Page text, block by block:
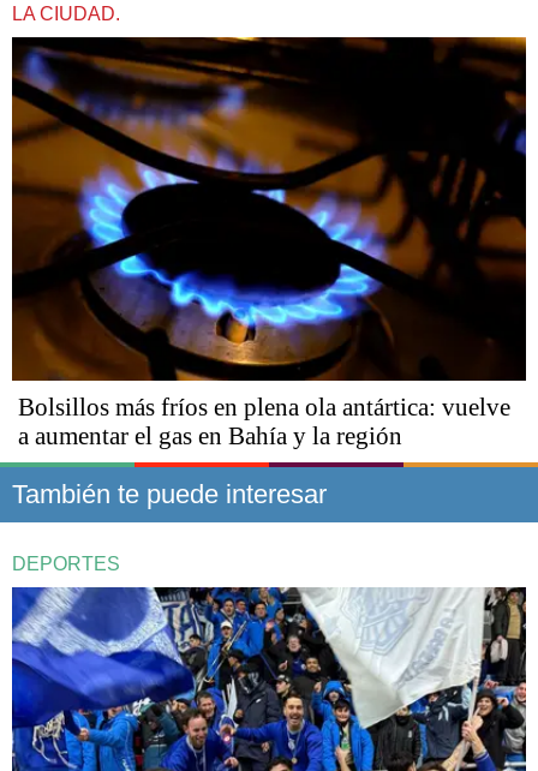
LA CIUDAD.
Bolsillos más fríos en plena ola antártica: vuelve
a aumentar el gas en Bahía y la región
También te puede interesar
DEPORTES